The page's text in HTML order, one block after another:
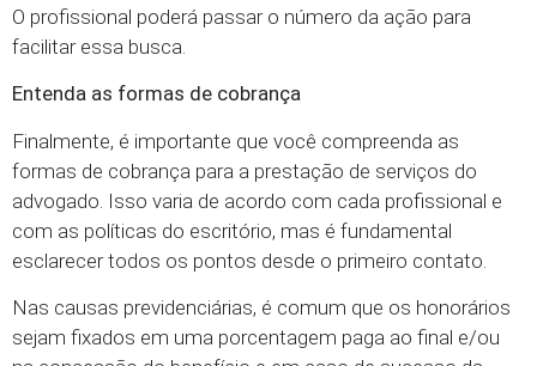
O profissional poderá passar o número da ação para
facilitar essa busca.
Entenda as formas de cobrança
Finalmente, é importante que você compreenda as
formas de cobrança para a prestação de serviços do
advogado. Isso varia de acordo com cada profissional e
com as políticas do escritório, mas é fundamental
esclarecer todos os pontos desde o primeiro contato.
Nas causas previdenciárias, é comum que os honorários
sejam fixados em uma porcentagem paga ao final e/ou